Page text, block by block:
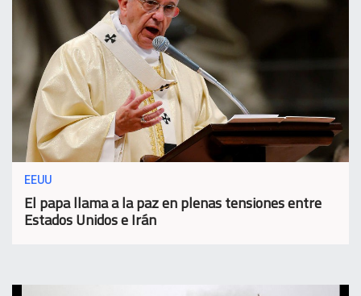
EEUU
El papa llama a la paz en plenas tensiones entre
Estados Unidos e Irán